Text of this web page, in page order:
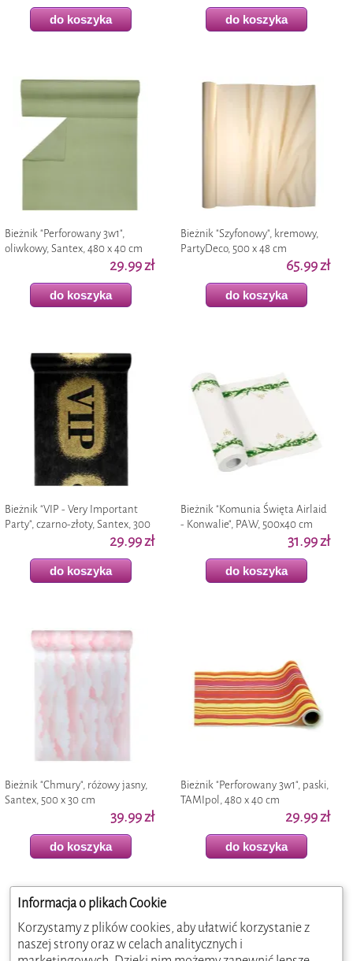
do koszyka do koszyka
Bieżnik "Perforowany 3w1",
oliwkowy, Santex, 480 x 40 cm
29.99 zł
do koszyka
Bieżnik "Szyfonowy", kremowy,
PartyDeco, 500 x 48 cm
65.99 zł
do koszyka
Bieżnik "VIP - Very Important
Party", czarno-złoty, Santex, 300
29.99 zł
do koszyka
Bieżnik "Komunia Święta Airlaid
- Konwalie", PAW, 500x40 cm
31.99 zł
do koszyka
Bieżnik "Chmury", różowy jasny,
Santex, 500 x 30 cm
39.99 zł
do koszyka
Bieżnik "Perforowany 3w1", paski,
TAMIpol, 480 x 40 cm
29.99 zł
do koszyka
Informacja o plikach Cookie
Korzystamy z plików cookies, aby ułatwić korzystanie z
naszej strony oraz w celach analitycznych i